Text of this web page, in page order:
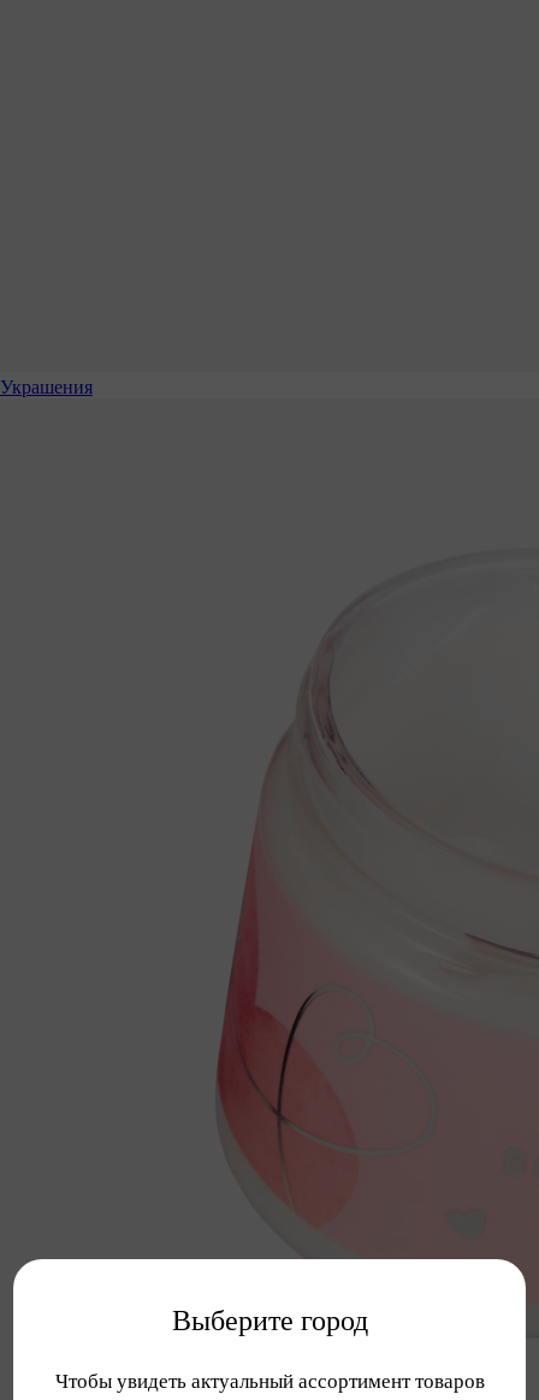
Украшения
Выберите город
Чтобы увидеть актуальный ассортимент товаров